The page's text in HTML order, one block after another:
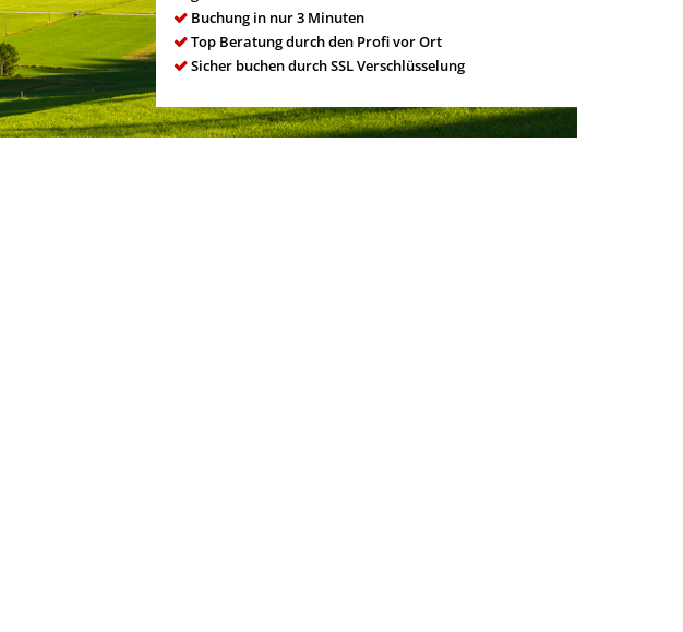
Buchung in nur 3 Minuten
Top Beratung durch den Profi vor Ort
Sicher buchen durch SSL Verschlüsselung